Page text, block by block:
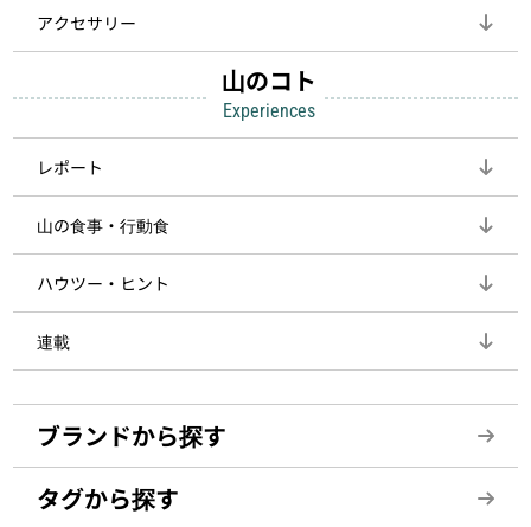
アクセサリー
山のコト
Experiences
レポート
山の食事・行動食
ハウツー・ヒント
連載
ブランドから探す
タグから探す